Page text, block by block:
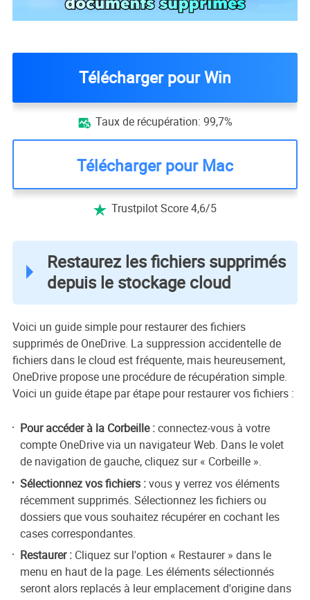
Télécharger pour Win
 Taux de récupération: 99,7%
Télécharger pour Mac
 Trustpilot Score 4,6/5
Restaurez les fichiers supprimés
depuis le stockage cloud
Voici un guide simple pour restaurer des fichiers
supprimés de OneDrive. La suppression accidentelle de
fichiers dans le cloud est fréquente, mais heureusement,
OneDrive propose une procédure de récupération simple.
Voici un guide étape par étape pour restaurer vos fichiers :
Pour accéder à la Corbeille :connectez-vous à votre
compte OneDrive via un navigateur Web. Dans le volet
de navigation de gauche, cliquez sur « Corbeille ».
Sélectionnez vos fichiers :vous y verrez vos éléments
récemment supprimés. Sélectionnez les fichiers ou
dossiers que vous souhaitez récupérer en cochant les
cases correspondantes.
Restaurer : Cliquez sur l'option « Restaurer » dans le
menu en haut de la page. Les éléments sélectionnés
seront alors replacés à leur emplacement d'origine dans